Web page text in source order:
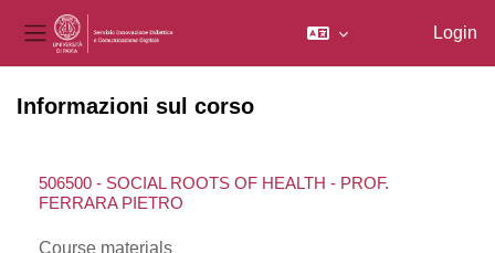
Pannello laterale
Login
Informazioni sul corso
506500 - SOCIAL ROOTS OF HEALTH - PROF.
FERRARA PIETRO
Course materials